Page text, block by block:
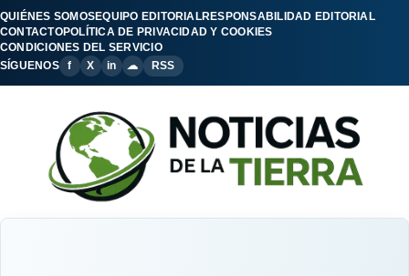
QUIÉNES SOMOSEQUIPO EDITORIALRESPONSABILIDAD EDITORIAL
CONTACTOPOLÍTICA DE PRIVACIDAD Y COOKIES
CONDICIONES DEL SERVICIO
SÍGUENOS
f X in ☁ RSS